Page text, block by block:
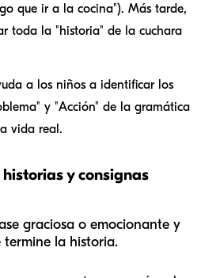
que ir a la cocina"). Más tarde,
toda la "historia" de la cuchara
a los niños a identificar los
y "Acción" de la gramática
vida real.
y consignas
graciosa o emocionante y
la historia.